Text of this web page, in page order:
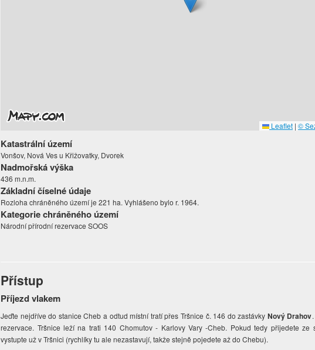
Leaflet | ©
Katastrální území
Vonšov, Nová Ves u Křižovatky, Dvorek
Nadmořská výška
436 m.n.m.
Základní číselné údaje
Rozloha chráněného území je 221 ha. Vyhlášeno bylo r. 1964.
Kategorie chráněného území
Národní přírodní rezervace SOOS
Přístup
Příjezd vlakem
Jeďte nejdříve do stanice Cheb a odtud místní tratí přes Tršnice č. 146 do zastávky Nový Drahov
rezervace. Tršnice leží na trati 140 Chomutov - Karlovy Vary -Cheb. Pokud tedy přijedete ze
vystupte už v Tršnici (rychlíky tu ale nezastavují, takže stejně pojedete až do Chebu).